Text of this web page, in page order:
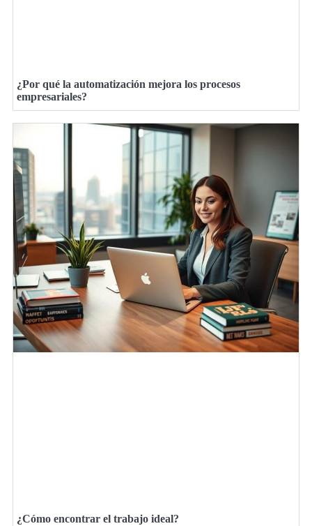
¿Por qué la automatización mejora los procesos
empresariales?
¿Cómo encontrar el trabajo ideal?